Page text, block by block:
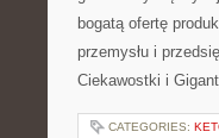
bogatą ofertę
przemysłu i
Ciekawostki i
CATEGORIES: